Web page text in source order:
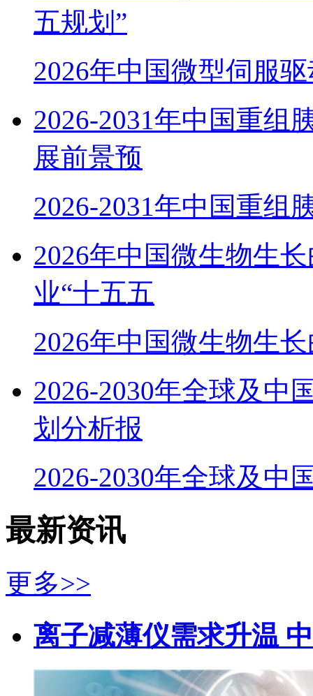
五规划”
2026年中国微型伺服
2026-2031年中国重组
展前景预
2026-2031年中国重组
2026年中国微生物生
业“十五五
2026年中国微生物生
2026-2030年全球及中
划分析报
2026-2030年全球及中
最新资讯
更多>>
离子减薄仪需求升温